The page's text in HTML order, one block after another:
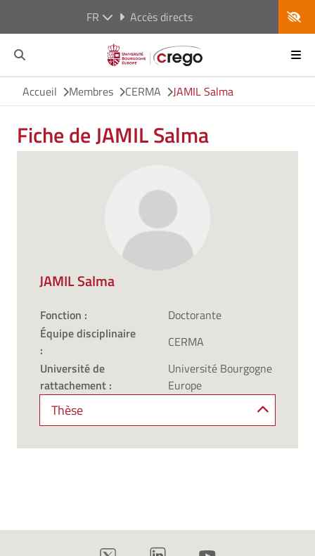
FR Accès directs
Accueil Membres CERMA JAMIL Salma
Fiche de JAMIL Salma
JAMIL Salma
Fonction :
Doctorante
Équipe disciplinaire
:
CERMA
Université de
rattachement :
Université Bourgogne
Europe
Thèse